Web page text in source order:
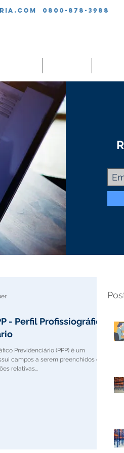
0800-878-3988
- Perfil Profissiográfico
Previdenciário (PPP) é um
campos a serem preenchidos com
relativas...